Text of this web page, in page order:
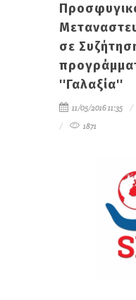
σε
''Γαλαξία''
11/05/2016 11:35
1871